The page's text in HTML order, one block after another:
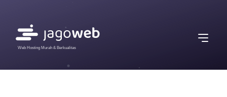
Web Hosting Murah & Berkualitas